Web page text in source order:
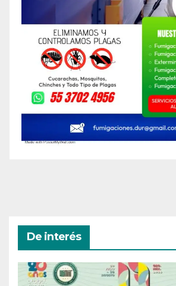
De interés